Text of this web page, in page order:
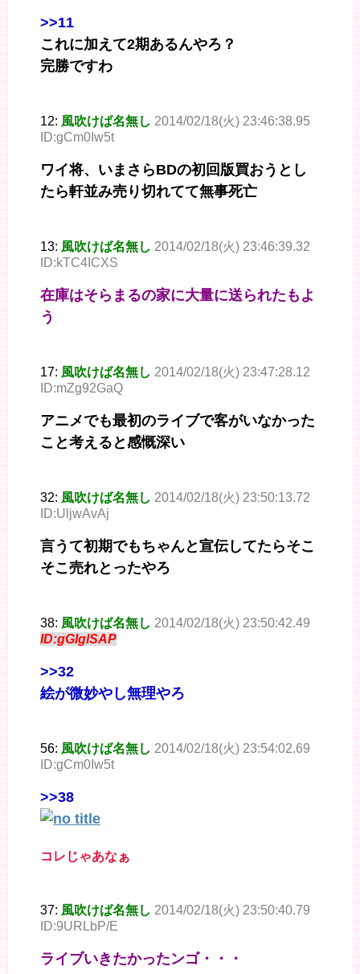
>>11
これに加えて2期あるんやろ？
完勝ですわ
12: 風吹けば名無し 2014/02/18(火) 23:46:38.95
ID:gCm0Iw5t
ワイ将、いまさらBDの初回版買おうとし
たら軒並み売り切れてて無事死亡
13: 風吹けば名無し 2014/02/18(火) 23:46:39.32
ID:kTC4ICXS
在庫はそらまるの家に大量に送られたもよ
う
17: 風吹けば名無し 2014/02/18(火) 23:47:28.12
ID:mZg92GaQ
アニメでも最初のライブで客がいなかった
こと考えると感慨深い
32: 風吹けば名無し 2014/02/18(火) 23:50:13.72
ID:UljwAvAj
言うて初期でもちゃんと宣伝してたらそこ
そこ売れとったやろ
38: 風吹けば名無し 2014/02/18(火) 23:50:42.49
ID:gGIglSAP
>>32
絵が微妙やし無理やろ
56: 風吹けば名無し 2014/02/18(火) 23:54:02.69
ID:gCm0Iw5t
>>38
コレじゃあなぁ
37: 風吹けば名無し 2014/02/18(火) 23:50:40.79
ID:9URLbP/E
ライブいきたかったンゴ・・・